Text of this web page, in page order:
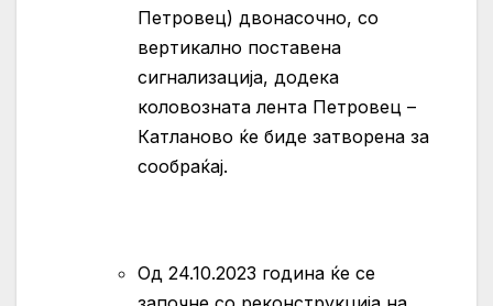
Петровец) двонасочно, со
вертикално поставена
сигнализација, додека
коловозната лента Петровец –
Катланово ќе биде затворена за
сообраќај.
Oд 24.10.2023 година ќе се